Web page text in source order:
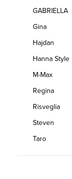
GABRIELLA
Gina
Hajdan
Hanna Style
M-Max
Regina
Risveglia
Steven
Taro